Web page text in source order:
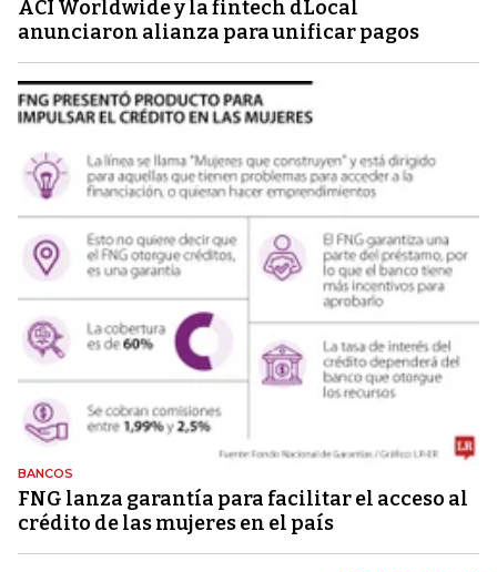
ACI Worldwide y la fintech dLocal
anunciaron alianza para unificar pagos
BANCOS
FNG lanza garantía para facilitar el acceso al
crédito de las mujeres en el país